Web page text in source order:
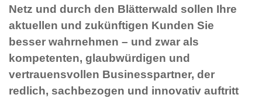
Netz und durch den Blätterwald sollen Ihre
aktuellen und zukünftigen Kunden Sie
besser wahrnehmen – und zwar als
kompetenten, glaubwürdigen und
vertrauensvollen Businesspartner, der
redlich, sachbezogen und innovativ auftritt